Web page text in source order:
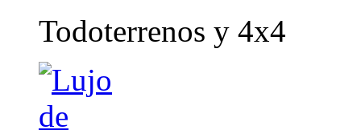
Todoterrenos y 4x4